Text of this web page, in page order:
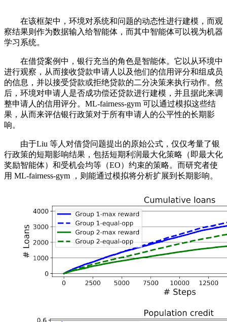
在该框架中，环境对系统和问题的动态性进行建模，而观
察结果则作为数据输入给智能体，而其中智能体可以视为机器
学习系统。
在借贷案例中，银行充当的角色是智能体。它以从环境中
进行观察，从而接收贷款申请人以及他们的信用评分和组成员
的信息，并以接受贷款或拒绝贷款的二分决策来执行动作。然
后，环境对申请人是否成功偿还贷款进行建模，并且据此来调
整申请人的信用评分。ML-fairness-gym 可以通过模拟这些结
果，从而来评估银行政策对于所有申请人的公平性的长期影
响。
由于Liu 等人对借贷问题提出的原始公式，仅仅考量了银
行政策的短期影响结果，包括短期利润最大化策略（即最大化
奖励智能体）和受机会均等（EO）约束的策略。而研究者使
用 ML-fairness-gym ，则能通过模拟将分析扩展到长期影响。